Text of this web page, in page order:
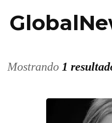
Mostrando 1